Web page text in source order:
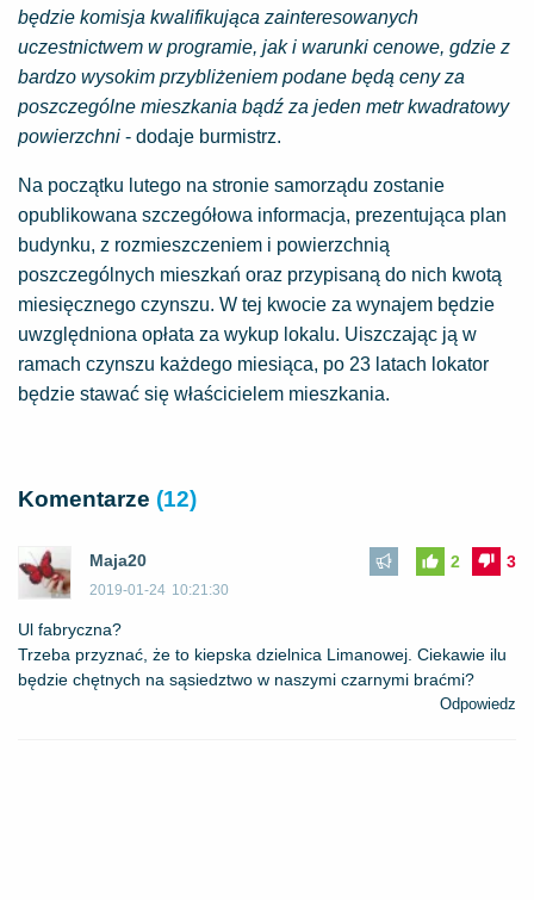
będzie komisja kwalifikująca zainteresowanych
uczestnictwem w programie, jak i warunki cenowe, gdzie z
bardzo wysokim przybliżeniem podane będą ceny za
poszczególne mieszkania bądź za jeden metr kwadratowy
powierzchni - dodaje burmistrz.
Na początku lutego na stronie samorządu zostanie
opublikowana szczegółowa informacja, prezentująca plan
budynku, z rozmieszczeniem i powierzchnią
poszczególnych mieszkań oraz przypisaną do nich kwotą
miesięcznego czynszu. W tej kwocie za wynajem będzie
uwzględniona opłata za wykup lokalu. Uiszczając ją w
ramach czynszu każdego miesiąca, po 23 latach lokator
będzie stawać się właścicielem mieszkania.
Komentarze (12)
Maja20
2019-01-24 10:21:30
3
2
Ul fabryczna?
Trzeba przyznać, że to kiepska dzielnica Limanowej. Ciekawie ilu
będzie chętnych na sąsiedztwo w naszymi czarnymi braćmi?
Odpowiedz